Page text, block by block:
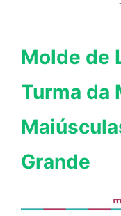
Molde de
Turma da
Grande